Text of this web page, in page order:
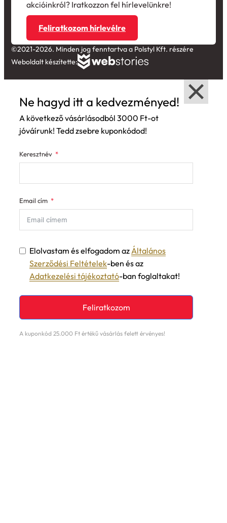
Feliratkozom hírlevélre
©2021-2026. Minden jog fenntartva a Polstyl Kft. részére
Weboldalt készítette:
A következő vásárlásodból 3000 Ft-ot
jóváírunk! Tedd zsebre kuponkódod!
Szerződési Feltételek-ben és az
Adatkezelési tájékoztató-ban foglaltakat!
Feliratkozom
A kuponkód 25.000 Ft értékű vásárlás felett érvényes!